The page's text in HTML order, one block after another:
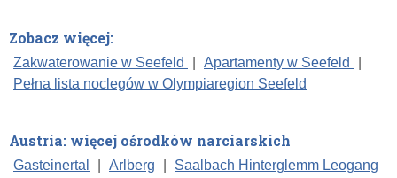
Zobacz więcej:
Zakwaterowanie w Seefeld Apartamenty w Seefeld
Pełna lista noclegów w Olympiaregion Seefeld
Austria: więcej ośrodków narciarskich
Gasteinertal Arlberg
Saalbach Hinterglemm Leogang